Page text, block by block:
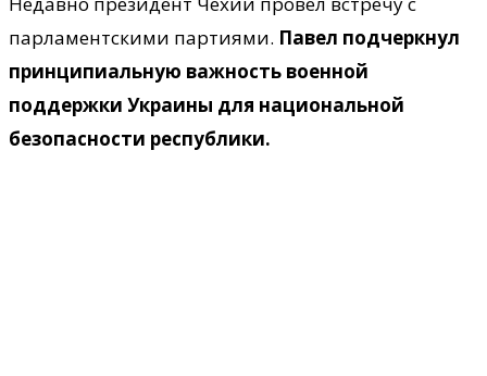
парламентскими партиями. Павел подчеркнул
принципиальную важность военной
поддержки Украины для национальной
безопасности республики.